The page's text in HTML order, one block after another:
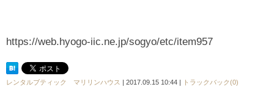
https://web.hyogo-iic.ne.jp/sogyo/etc/item957
レンタルブティック マリリンハウス | 2017.09.15 10:44 | トラックバック(0)